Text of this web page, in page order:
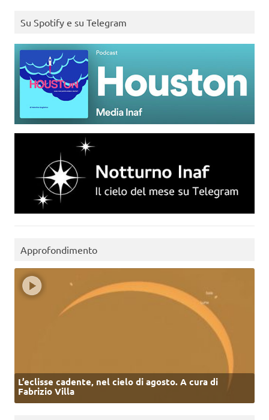
Su Spotify e su Telegram
Approfondimento
L’eclisse cadente, nel cielo di agosto. A cura di
Fabrizio Villa